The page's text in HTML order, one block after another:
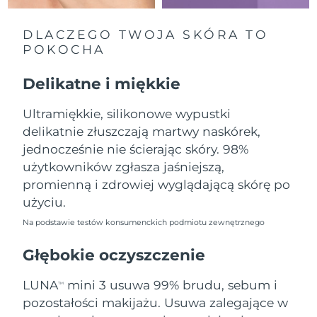
DLACZEGO TWOJA SKÓRA TO
POKOCHA
Delikatne i miękkie
Ultramiękkie, silikonowe wypustki
delikatnie złuszczają martwy naskórek,
jednocześnie nie ścierając skóry. 98%
użytkowników zgłasza jaśniejszą,
promienną i zdrowiej wyglądającą skórę po
użyciu.
Na podstawie testów konsumenckich podmiotu zewnętrznego
Głębokie oczyszczenie
LUNATM
mini 3 usuwa 99% brudu, sebum i
pozostałości makijażu. Usuwa zalegające w
Liban
Oczekiwany czas dostawy
Litwa
Oczekiwany czas dostawy
SRA Makau (Chiny)
Oczekiwany czas dostawy
Malezja
Oczekiwany czas dostawy
8/13/26
Malta
Oczekiwany czas dostawy
Meksyk
Oczekiwany czas dostawy
Monako
Oczekiwany czas dostawy